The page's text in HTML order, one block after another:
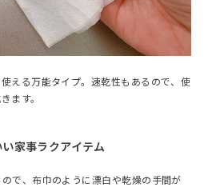
える万能タイプ。速乾性もあるので、使
ます。
家事ラクアイテム
で、布巾のように漂白や乾燥の手間が